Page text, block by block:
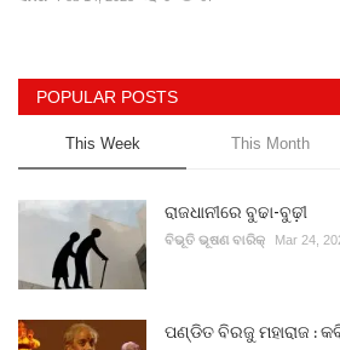
ଆଜିର ଖବର
ସଂସ୍କୃତି
POPULAR POSTS
This Week This Month
ରାଜଧାନୀରେ ବୁଢା-ବୁଢ଼ୀ
ବିଭୂତି ଭୂଷଣ ବାରିକ୍ Mar 24,
ପଣ୍ଡିତ ବିରଜୁ ମହାରାଜ :